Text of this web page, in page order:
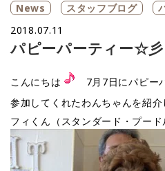
News スタッフブログ
2018.07.11
パピーパーティー☆彡
こんにちは
7月7日にパピー
参加してくれたわんちゃんを紹介
フィくん（スタンダード・プード